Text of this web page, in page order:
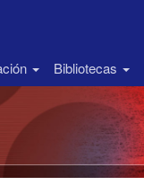
Bibliotecas